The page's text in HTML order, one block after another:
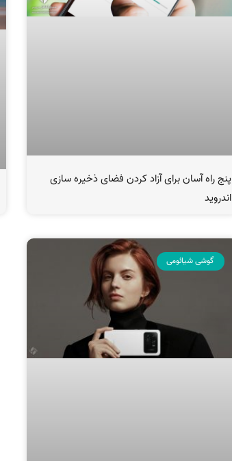
پنج راه آسان برای آزاد کردن فضای ذخیره سازی
اندروید
گوشی شیائومی